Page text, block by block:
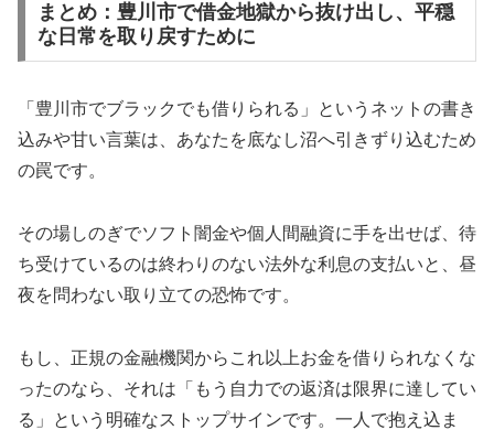
まとめ：豊川市で借金地獄から抜け出し、平穏
な日常を取り戻すために
「豊川市でブラックでも借りられる」というネットの書き
込みや甘い言葉は、あなたを底なし沼へ引きずり込むため
の罠です。
その場しのぎでソフト闇金や個人間融資に手を出せば、待
ち受けているのは終わりのない法外な利息の支払いと、昼
夜を問わない取り立ての恐怖です。
もし、正規の金融機関からこれ以上お金を借りられなくな
ったのなら、それは「もう自力での返済は限界に達してい
る」という明確なストップサインです。一人で抱え込ま